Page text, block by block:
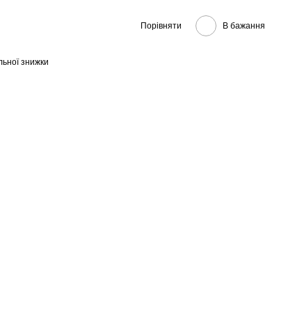
Порівняти В бажання
знижки